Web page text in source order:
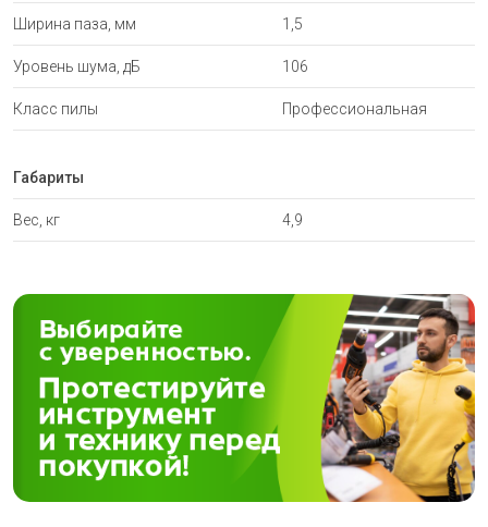
Ширина паза, мм 1,5
Уровень шума, дБ 106
Класс пилы Профессиональная
Габариты
Вес, кг 4,9